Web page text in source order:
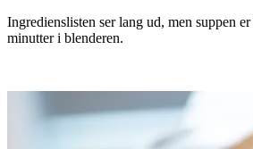
Ingredienslisten ser lang ud, men suppen
minutter i blenderen.